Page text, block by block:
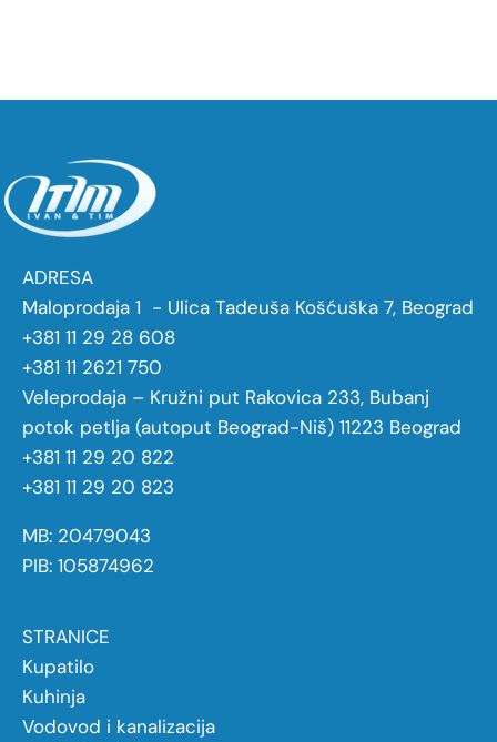
ADRESA
Maloprodaja 1 - Ulica Tadeuša Košćuška 7, Beograd
+381 11 29 28 608
+381 11 2621 750
Veleprodaja – Kružni put Rakovica 233, Bubanj
potok petlja (autoput Beograd-Niš) 11223 Beograd
+381 11 29 20 822
+381 11 29 20 823
MB: 20479043
PIB: 105874962
STRANICE
Kupatilo
Kuhinja
Vodovod i kanalizacija